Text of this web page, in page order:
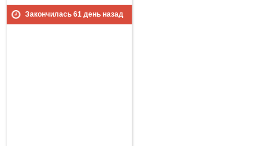
Закончилась 61день назад